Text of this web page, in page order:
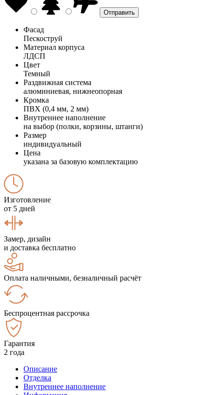
Фасад
Пескоструй
Материал корпуса
ЛДСП
Цвет
Темный
Раздвижная система
алюминиевая, нижнеопорная
Кромка
ПВХ (0,4 мм, 2 мм)
Внутреннее наполнение
на выбор (полки, корзины, штанги)
Размер
индивидуальный
Цена
указана за базовую комплектацию
Изготовление
от 5 дней
Замер, дизайн
и доставка бесплатно
Оплата наличными, безналичный расчёт
Беспроцентная рассрочка
Гарантия
2 года
Описание
Отделка
Внутреннее наполнение